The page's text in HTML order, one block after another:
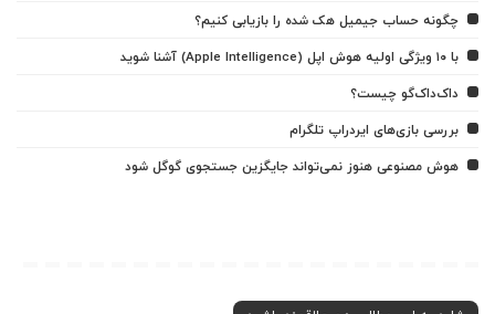
چگونه حساب جیمیل هک شده را بازیابی کنیم؟
با ۱۰ ویژگی اولیه هوش اپل (Apple Intelligence) آشنا شوید
داک‌داک‌گو چیست؟
بررسی بازی‌های ایردراپ تلگرام
هوش مصنوعی هنوز نمی‌تواند جایگزین جستجوی گوگل شود